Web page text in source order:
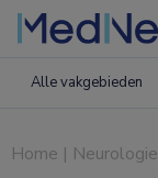
Alle vakgebieden
Home | Neurologie